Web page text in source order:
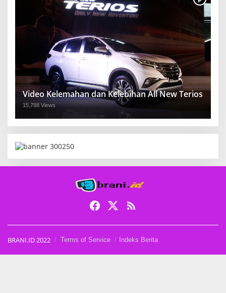
Video Kelemahan dan Kelebihan All New Terios
15,788 Views
BRANI.ID 2022 Terms of Service Indeks Berita